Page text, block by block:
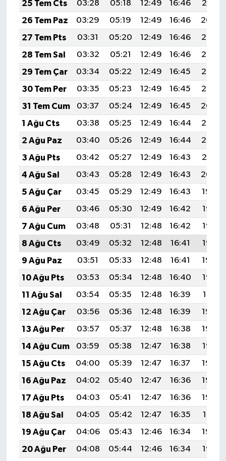
25 Tem Cts
03:28 05:18 12:49 16:46
20:10
26 Tem Paz
03:29 05:19 12:49 16:46
20:09
27 Tem Pts
03:31 05:20 12:49 16:46
20:08
28 Tem Sal
03:32 05:21 12:49 16:46
20:07
29 Tem Çar
03:34 05:22 12:49 16:45
20:06
30 Tem Per
03:35 05:23 12:49 16:45
20:05
31 Tem Cum
03:37 05:24 12:49 16:45
20:04
1 Ağu Cts
03:38 05:25 12:49 16:44
20:03
2 Ağu Paz
03:40 05:26 12:49 16:44
20:02
3 Ağu Pts
03:42 05:27 12:49 16:43
20:01
4 Ağu Sal
03:43 05:28 12:49 16:43
20:00
5 Ağu Çar
03:45 05:29 12:49 16:43
19:59
6 Ağu Per
03:46 05:30 12:49 16:42
19:57
7 Ağu Cum
03:48 05:31 12:48 16:42
19:56
8 Ağu Cts
03:49 05:32 12:48 16:41
19:55
9 Ağu Paz
03:51 05:33 12:48 16:41
19:54
10 Ağu Pts
03:53 05:34 12:48 16:40
19:52
11 Ağu Sal
03:54 05:35 12:48 16:39
19:51
12 Ağu Çar
03:56 05:36 12:48 16:39
19:50
13 Ağu Per
03:57 05:37 12:48 16:38
19:48
14 Ağu Cum
03:59 05:38 12:47 16:38
19:47
15 Ağu Cts
04:00 05:39 12:47 16:37
19:46
16 Ağu Paz
04:02 05:40 12:47 16:36
19:44
17 Ağu Pts
04:03 05:41 12:47 16:36
19:43
18 Ağu Sal
04:05 05:42 12:47 16:35
19:41
19 Ağu Çar
04:06 05:43 12:46 16:34
19:40
20 Ağu Per
04:08 05:44 12:46 16:34
19:38
KİTAP
HEDEF2020
OTOMOBİL
MİZAH
TARİH
Genel
Politika
YEREL
BÖLGEDEN
BİLİM TEKNOLOJİ
ASAYİŞ
SEÇİM 2015
ÇEVRE
BİLİM VE TEKNOLOJİ
YARIŞMALAR
TANITIM
HABERDE İNSAN